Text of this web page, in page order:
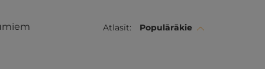
Atlasīt: Populārākie